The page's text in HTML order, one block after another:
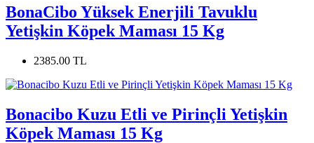
BonaCibo Yüksek Enerjili Tavuklu
Yetişkin Köpek Maması 15 Kg
2385.00 TL
Bonacibo Kuzu Etli ve Pirinçli Yetişkin
Köpek Maması 15 Kg